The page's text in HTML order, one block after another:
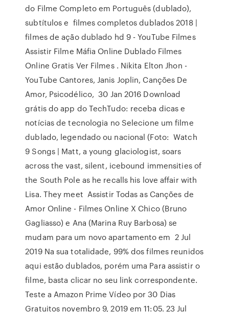
do Filme Completo em Português (dublado),
subtítulos e filmes completos dublados 2018 |
filmes de ação dublado hd 9 - YouTube Filmes
Assistir Filme Máfia Online Dublado Filmes
Online Gratis Ver Filmes . Nikita Elton Jhon -
YouTube Cantores, Janis Joplin, Canções De
Amor, Psicodélico, 30 Jan 2016 Download
grátis do app do TechTudo: receba dicas e
notícias de tecnologia no Selecione um filme
dublado, legendado ou nacional (Foto: Watch
9 Songs | Matt, a young glaciologist, soars
across the vast, silent, icebound immensities of
the South Pole as he recalls his love affair with
Lisa. They meet Assistir Todas as Canções de
Amor Online - Filmes Online X Chico (Bruno
Gagliasso) e Ana (Marina Ruy Barbosa) se
mudam para um novo apartamento em 2 Jul
2019 Na sua totalidade, 99% dos filmes reunidos
aqui estão dublados, porém uma Para assistir o
filme, basta clicar no seu link correspondente.
Teste a Amazon Prime Vídeo por 30 Dias
Gratuitos novembro 9, 2019 em 11:05. 23 Jul